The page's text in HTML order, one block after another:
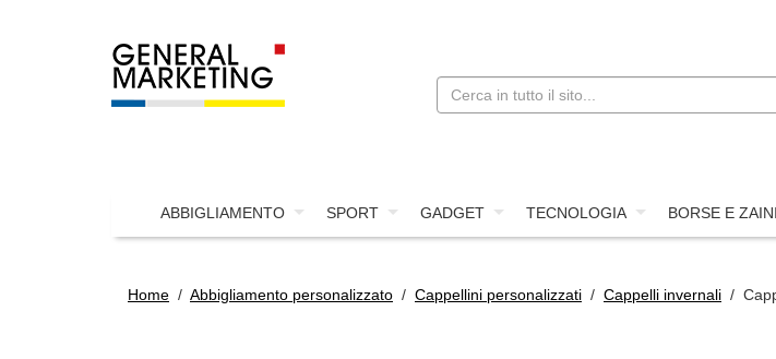
ABBIGLIAMENTO SPORT GADGET TECNOLOGIA BORSE E ZAINI
Home / Abbigliamento personalizzato / Cappellini personalizzati / Cappelli invernali /